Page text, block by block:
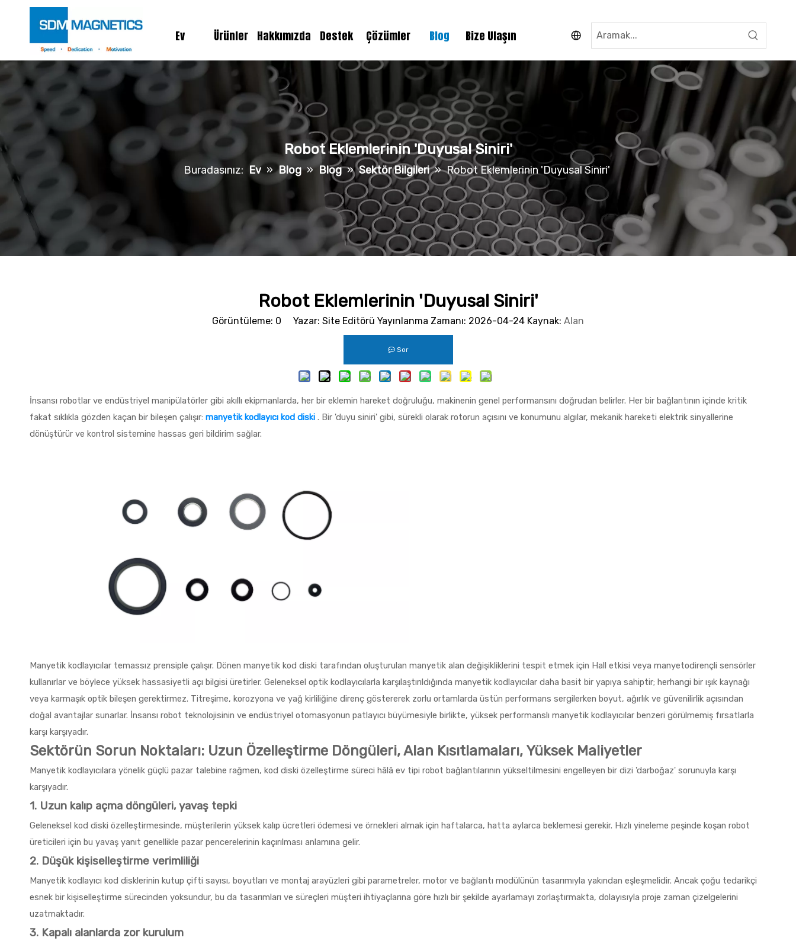
Ev Ürünler Hakkımızda Destek Çözümler Blog Bize Ulaşın
Robot Eklemlerinin 'Duyusal Siniri'
Buradasınız: Ev » Blog » Blog » Sektör Bilgileri » Robot Eklemlerinin 'Duyusal Siniri'
Robot Eklemlerinin 'Duyusal Siniri'
Görüntüleme: 0 Yazar: Site Editörü Yayınlanma Zamanı: 2026-04-24 Kaynak: Alan
Sor
İnsansı robotlar ve endüstriyel manipülatörler gibi akıllı ekipmanlarda, her bir eklemin hareket doğruluğu, makinenin genel performansını doğrudan belirler. Her bir bağlantının içinde kritik
fakat sıklıkla gözden kaçan bir bileşen çalışır: manyetik kodlayıcı kod diski . Bir 'duyu siniri' gibi, sürekli olarak rotorun açısını ve konumunu algılar, mekanik hareketi elektrik sinyallerine
dönüştürür ve kontrol sistemine hassas geri bildirim sağlar.
Manyetik kodlayıcılar temassız prensiple çalışır. Dönen manyetik kod diski tarafından oluşturulan manyetik alan değişikliklerini tespit etmek için Hall etkisi veya manyetodirençli sensörler
kullanırlar ve böylece yüksek hassasiyetli açı bilgisi üretirler. Geleneksel optik kodlayıcılarla karşılaştırıldığında manyetik kodlayıcılar daha basit bir yapıya sahiptir; herhangi bir ışık kaynağı
veya karmaşık optik bileşen gerektirmez. Titreşime, korozyona ve yağ kirliliğine direnç göstererek zorlu ortamlarda üstün performans sergilerken boyut, ağırlık ve güvenilirlik açısından
doğal avantajlar sunarlar. İnsansı robot teknolojisinin ve endüstriyel otomasyonun patlayıcı büyümesiyle birlikte, yüksek performanslı manyetik kodlayıcılar benzeri görülmemiş fırsatlarla
karşı karşıyadır.
Sektörün Sorun Noktaları: Uzun Özelleştirme Döngüleri, Alan Kısıtlamaları, Yüksek Maliyetler
Manyetik kodlayıcılara yönelik güçlü pazar talebine rağmen, kod diski özelleştirme süreci hâlâ ev tipi robot bağlantılarının yükseltilmesini engelleyen bir dizi 'darboğaz' sorunuyla karşı
karşıyadır.
1. Uzun kalıp açma döngüleri, yavaş tepki
Geleneksel kod diski özelleştirmesinde, müşterilerin yüksek kalıp ücretleri ödemesi ve örnekleri almak için haftalarca, hatta aylarca beklemesi gerekir. Hızlı yineleme peşinde koşan robot
üreticileri için bu yavaş yanıt genellikle pazar pencerelerinin kaçırılması anlamına gelir.
2. Düşük kişiselleştirme verimliliği
Manyetik kodlayıcı kod disklerinin kutup çifti sayısı, boyutları ve montaj arayüzleri gibi parametreler, motor ve bağlantı modülünün tasarımıyla yakından eşleşmelidir. Ancak çoğu tedarikçi
esnek bir kişiselleştirme sürecinden yoksundur, bu da tasarımları ve süreçleri müşteri ihtiyaçlarına göre hızlı bir şekilde ayarlamayı zorlaştırmakta, dolayısıyla proje zaman çizelgelerini
uzatmaktadır.
3. Kapalı alanlarda zor kurulum